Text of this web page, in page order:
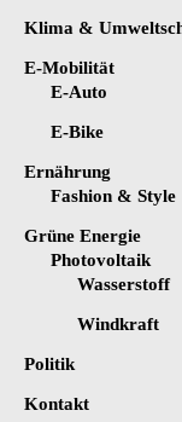
Klima &
E-Mobilität
E-Auto
E-Bike
Ernährung
Fashion & Style
Grüne Energie
Photovoltaik
Wasserstoff
Windkraft
Politik
Kontakt